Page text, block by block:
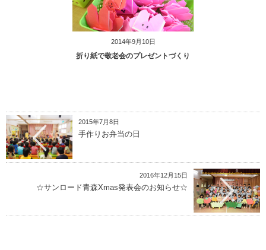
2014年9月10日
折り紙で敬老会のプレゼントづくり
2015年7月8日
手作りお弁当の日
2016年12月15日
☆サンロード青森Xmas発表会のお知らせ☆